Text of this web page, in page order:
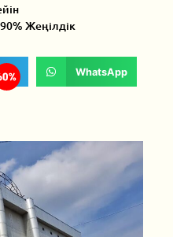
Жеңілдік
WhatsApp